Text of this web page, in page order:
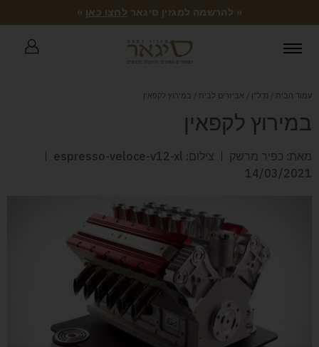
« להרשמה למגזין סיגאר לחצו כאן »
עמוד הבית / נדל"ן / אביזרים לבית / במירוץ לקפאין
במירוץ לקפאין
מאת: כפיר מרשק
צילום: espresso-veloce-v12-xl
14/03/2021